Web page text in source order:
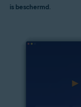
is beschermd.